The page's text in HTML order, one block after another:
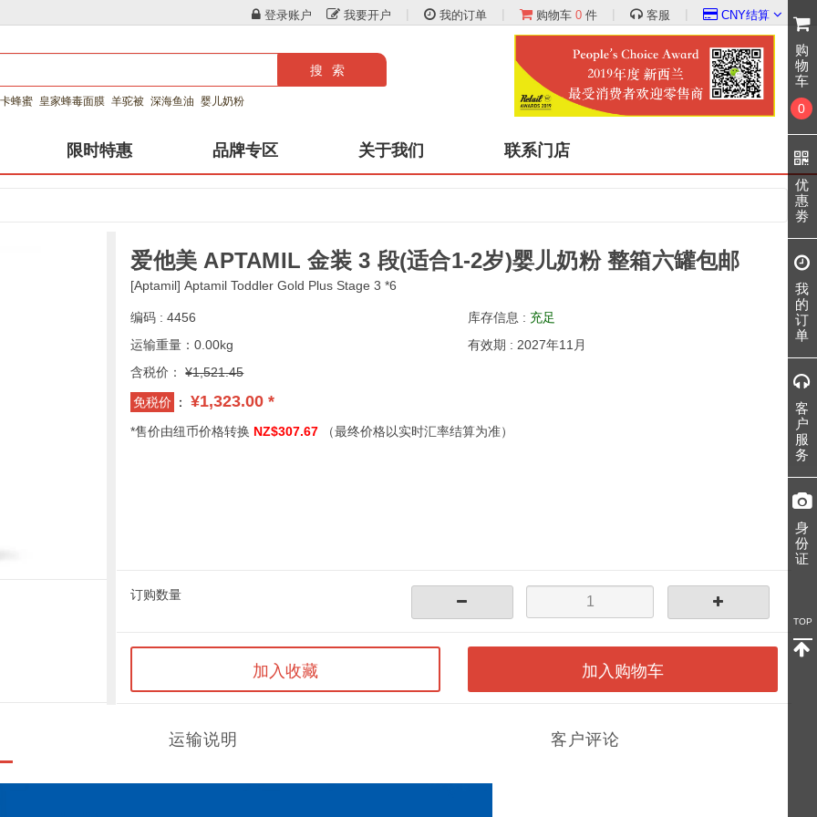
购
物
车
0
优
惠
劵
我
的
订
单
客
户
服
务
身
份
证
TOP
登录账户 我要开户 | 我的订单 | 购物车 0件 | 客服 | CNY结算
搜索
蜂蜜 皇家蜂毒面膜 羊驼被 深海鱼油 婴儿奶粉
限时特惠 品牌专区 关于我们 联系门店
爱他美 APTAMIL 金装 3 段(适合1-2岁)婴儿奶粉 整箱六罐包邮
[Aptamil] Aptamil Toddler Gold Plus Stage 3 *6
编码 : 4456 库存信息 : 充足
运输重量：0.00kg
有效期 : 2027年11月
含税价：¥1,521.45
免税价 ：¥1,323.00 *
*售价由纽币价格转换 NZ$307.67 （最终价格以实时汇率结算为准）
订购数量
加入收藏 加入购物车
运输说明 客户评论